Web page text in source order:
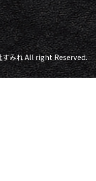
みれ All right Reserved.